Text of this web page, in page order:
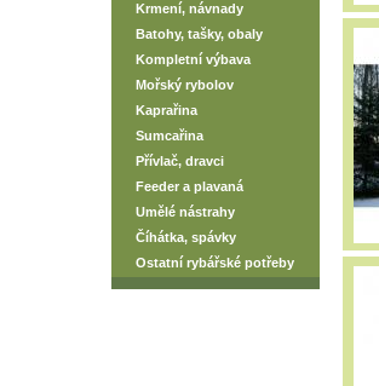
Krmení, návnady
Batohy, tašky, obaly
Kompletní výbava
Mořský rybolov
Kaprařina
Sumcařina
Přívlač, dravci
Feeder a plavaná
Umělé nástrahy
Číhátka, spávky
Ostatní rybářské potřeby